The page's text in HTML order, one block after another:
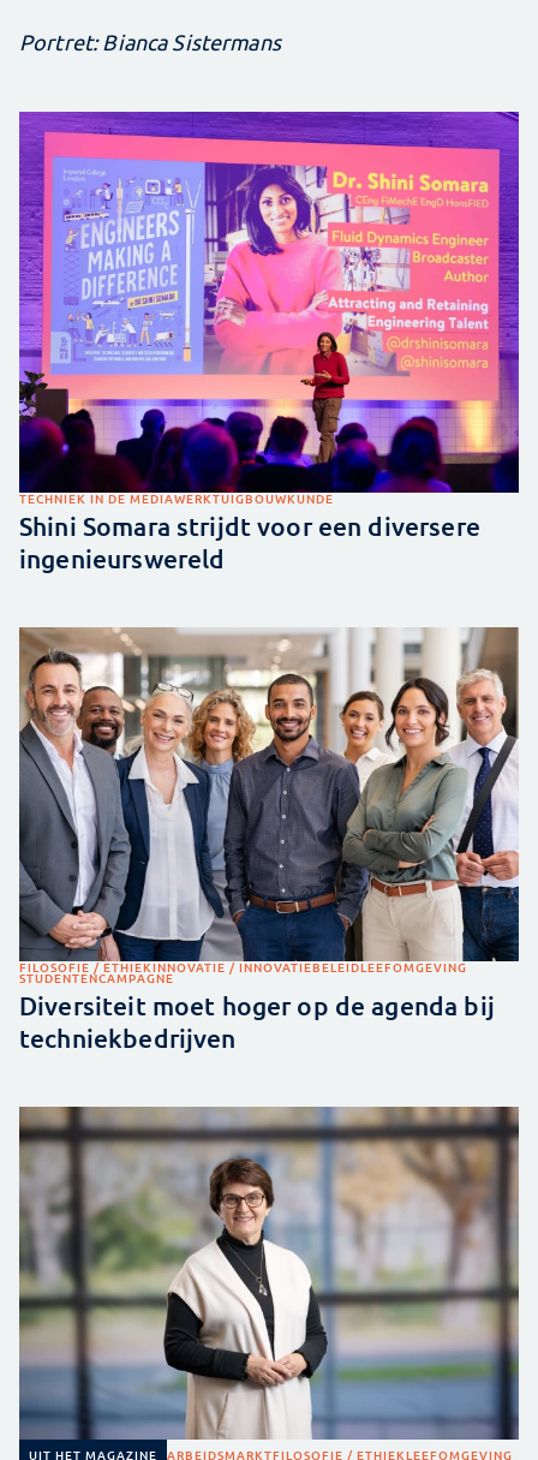
Portret: Bianca Sistermans
TECHNIEK IN DE MEDIAWERKTUIGBOUWKUNDE
Shini Somara strijdt voor een diversere
ingenieurswereld
FILOSOFIE / ETHIEKINNOVATIE / INNOVATIEBELEIDLEEFOMGEVING
STUDENTENCAMPAGNE
Diversiteit moet hoger op de agenda bij
techniekbedrijven
UIT HET MAGAZINE ARBEIDSMARKTFILOSOFIE / ETHIEKLEEFOMGEVING